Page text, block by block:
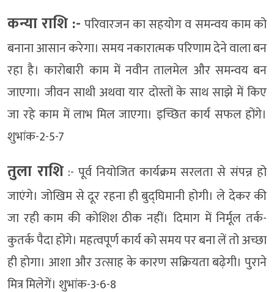
कन्या राशि :- परिवारजन का सहयोग व समन्वय काम को
बनाना आसान करेगा। समय नकारात्मक परिणाम देने वाला बन
रहा है। कारोबारी काम में नवीन तालमेल और समन्वय बन
जाएगा। जीवन साथी अथवा यार दोस्तों के साथ साझे में किए
जा रहे काम में लाभ मिल जाएगा। इच्छित कार्य सफल होंगे।
शुभांक-2-5-7
तुला राशि :- पूर्व नियोजित कार्यक्रम सरलता से संपन्न हो
जाएंगे। जोखिम से दूर रहना ही बुद्घिमानी होगी। ले देकर की
जा रही काम की कोशिश ठीक नहीं। दिमाग में निर्मूल तर्क-
कुतर्क पैदा होंगे। महत्वपूर्ण कार्य को समय पर बना लें तो अच्छा
ही होगा। आशा और उत्साह के कारण सक्रियता बढ़ेगी। पुराने
मित्र मिलेगें। शुभांक-3-6-8